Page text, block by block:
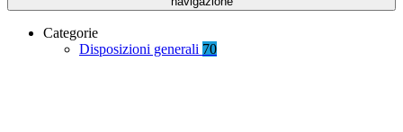
Categorie
Disposizioni generali 70